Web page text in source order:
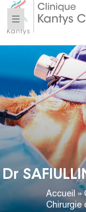
Dr
Accueil »
Chirurgie